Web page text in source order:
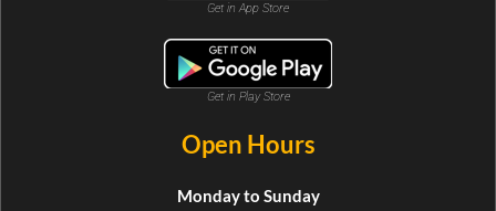
Get in App Store
Get in Play Store
Open Hours
Monday to Sunday